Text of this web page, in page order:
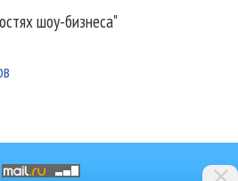
шоу-бизнеса"